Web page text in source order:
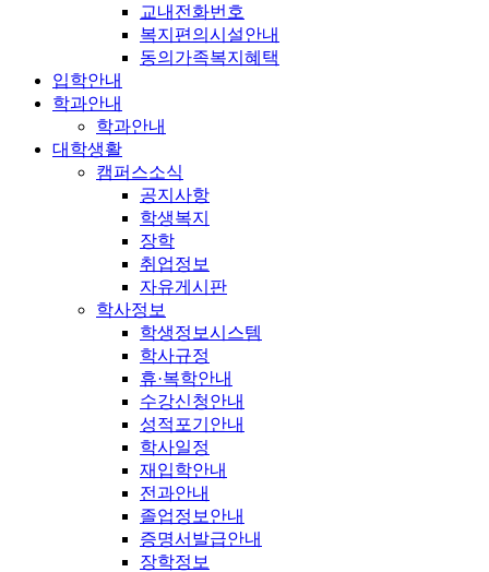
교내전화번호
복지편의시설안내
동의가족복지혜택
입학안내
학과안내
학과안내
대학생활
캠퍼스소식
공지사항
학생복지
장학
취업정보
자유게시판
학사정보
학생정보시스템
학사규정
휴·복학안내
수강신청안내
성적포기안내
학사일정
재입학안내
전과안내
졸업정보안내
증명서발급안내
장학정보